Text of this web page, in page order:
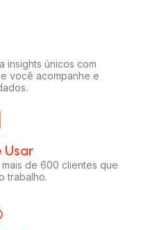
insights únicos com
você acompanhe e
Usar​
de 600 clientes que
trabalho.